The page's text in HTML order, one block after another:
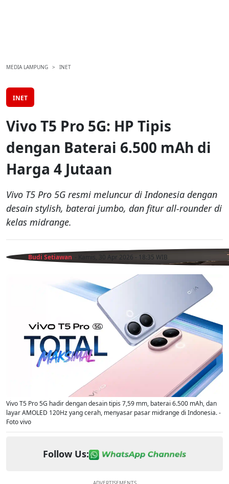
MEDIA LAMPUNG INET
INET
Vivo T5 Pro 5G: HP Tipis
dengan Baterai 6.500 mAh di
Harga 4 Jutaan
Vivo T5 Pro 5G resmi meluncur di Indonesia dengan
desain stylish, baterai jumbo, dan fitur all-rounder di
kelas midrange.
Budi Setiawan - Kamis, 30 Apr 2026 - 18:35 WIB
Vivo T5 Pro 5G hadir dengan desain tipis 7,59 mm, baterai 6.500 mAh, dan
layar AMOLED 120Hz yang cerah, menyasar pasar midrange di Indonesia. -
Foto vivo
Follow Us: